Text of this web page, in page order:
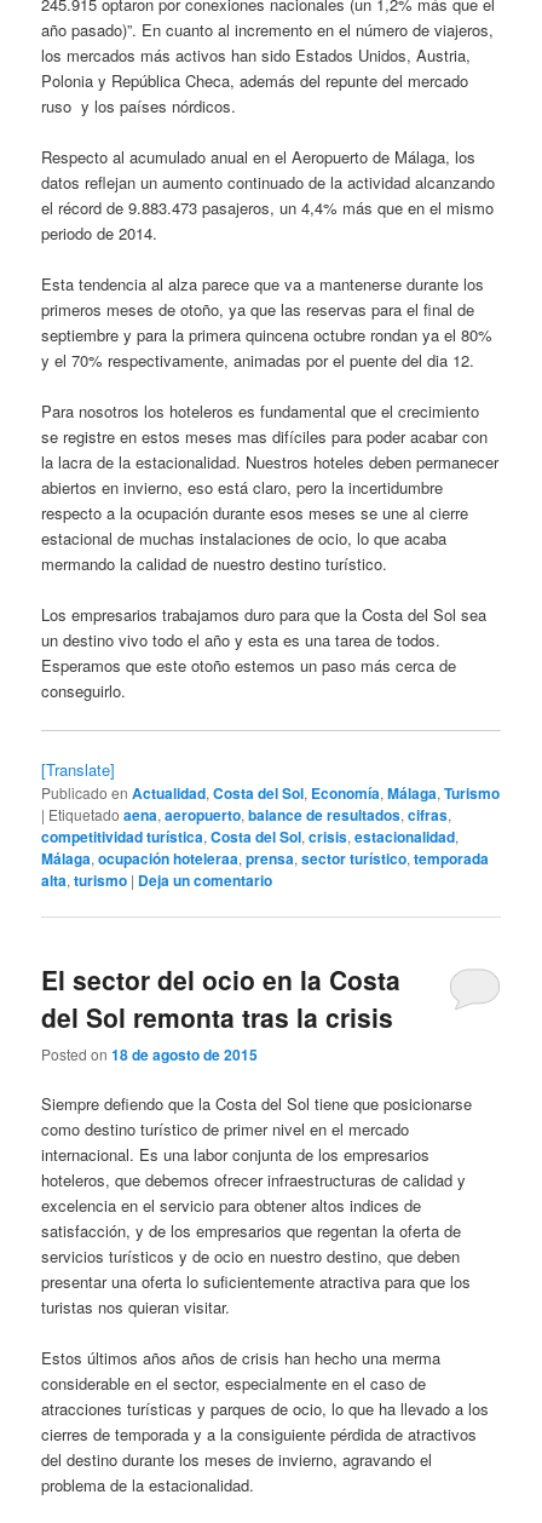
año pasado)”. En cuanto al incremento en el número de viajeros,
los mercados más activos han sido Estados Unidos, Austria,
Polonia y República Checa, además del repunte del mercado
ruso y los países nórdicos.
Respecto al acumulado anual en el Aeropuerto de Málaga, los
datos reflejan un aumento continuado de la actividad alcanzando
el récord de 9.883.473 pasajeros, un 4,4% más que en el mismo
periodo de 2014.
Esta tendencia al alza parece que va a mantenerse durante los
primeros meses de otoño, ya que las reservas para el final de
septiembre y para la primera quincena octubre rondan ya el 80%
y el 70% respectivamente, animadas por el puente del dia 12.
Para nosotros los hoteleros es fundamental que el crecimiento
se registre en estos meses mas difíciles para poder acabar con
la lacra de la estacionalidad. Nuestros hoteles deben permanecer
abiertos en invierno, eso está claro, pero la incertidumbre
respecto a la ocupación durante esos meses se une al cierre
estacional de muchas instalaciones de ocio, lo que acaba
mermando la calidad de nuestro destino turístico.
Los empresarios trabajamos duro para que la Costa del Sol sea
un destino vivo todo el año y esta es una tarea de todos.
Esperamos que este otoño estemos un paso más cerca de
conseguirlo.
[Translate]
Publicado en Actualidad,Costa del Sol, Economía,Málaga,Turismo
| Etiquetado aena,aeropuerto,balance de resultados,cifras,
competitividad turística,Costa del Sol,crisis,estacionalidad,
Málaga,ocupación hoteleraa,prensa,sector turístico,temporada
alta,turismo | Deja un comentario
El sector del ocio en la Costa
del Sol remonta tras la crisis
Posted on18 de agosto de 2015
Siempre defiendo que la Costa del Sol tiene que posicionarse
como destino turístico de primer nivel en el mercado
internacional. Es una labor conjunta de los empresarios
hoteleros, que debemos ofrecer infraestructuras de calidad y
excelencia en el servicio para obtener altos indices de
satisfacción, y de los empresarios que regentan la oferta de
servicios turísticos y de ocio en nuestro destino, que deben
presentar una oferta lo suficientemente atractiva para que los
turistas nos quieran visitar.
Estos últimos años años de crisis han hecho una merma
considerable en el sector, especialmente en el caso de
atracciones turísticas y parques de ocio, lo que ha llevado a los
cierres de temporada y a la consiguiente pérdida de atractivos
del destino durante los meses de invierno, agravando el
problema de la estacionalidad.